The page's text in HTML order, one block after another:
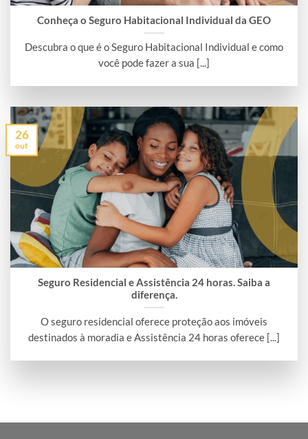
Conheça o Seguro Habitacional Individual da GEO
Descubra o que é o Seguro Habitacional Individual e como
você pode fazer a sua [...]
Seguro Residencial e Assistência 24 horas. Saiba a
diferença.
O seguro residencial oferece proteção aos imóveis
destinados à moradia e Assistência 24 horas oferece [...]
26
out